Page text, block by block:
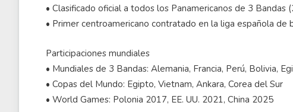
• Clasificado oficial a todos los Panamericanos de 3 Bandas
• Primer centroamericano contratado en la liga española de
Participaciones mundiales
• Mundiales de 3 Bandas: Alemania, Francia, Perú, Bolivia,
• Copas del Mundo: Egipto, Vietnam, Ankara, Corea del Sur
• World Games: Polonia 2017, EE. UU. 2021, China 2025